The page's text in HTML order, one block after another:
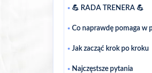
💪 RADA TRENERA 💪
Co naprawdę pomaga w
Jak zacząć krok po kroku
Najczęstsze pytania